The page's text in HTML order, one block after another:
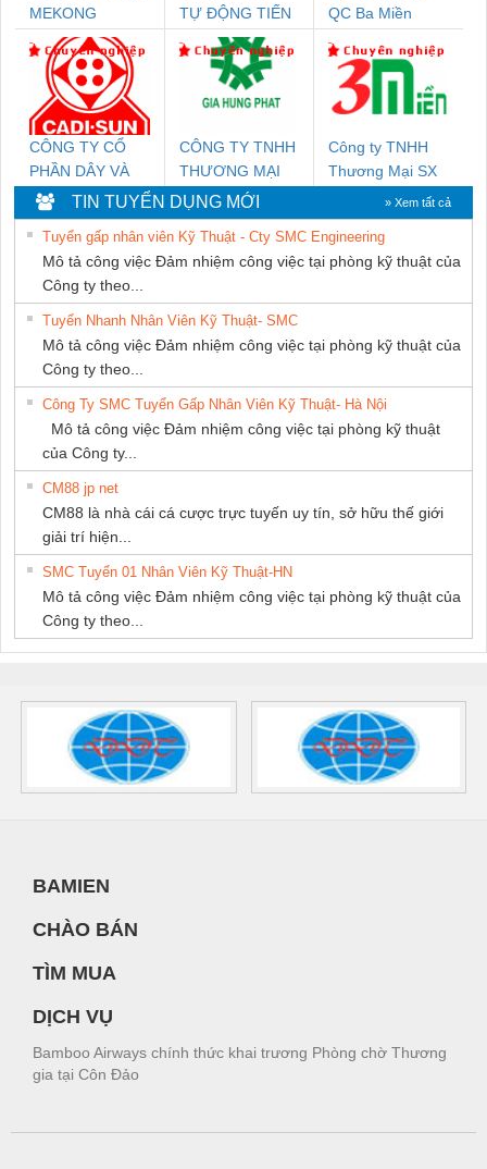
MEKONG
MARINE SUPPLY
TỰ ĐỘNG TIẾN
HƯNG
QC Ba Miền
CÔNG TY CỔ
PHẦN DÂY VÀ
CÁP ĐIỆN
THƯỢNG ĐÌNH
CÔNG TY TNHH
THƯƠNG MẠI
DỊCH VỤ KỸ
THUẬT ĐIỆN CƠ
GIA HƯNG
PHÁT
Công ty TNHH
Thương Mại SX
TIN TUYỂN DỤNG MỚI » Xem tất cả
Tuyển gấp nhân viên Kỹ Thuật - Cty SMC Engineering
Mô tả công việc Đảm nhiệm công việc tại phòng kỹ thuật của
Công ty theo...
Tuyển Nhanh Nhân Viên Kỹ Thuật- SMC
Mô tả công việc Đảm nhiệm công việc tại phòng kỹ thuật của
Công ty theo...
Công Ty SMC Tuyển Gấp Nhân Viên Kỹ Thuật- Hà Nội
Mô tả công việc Đảm nhiệm công việc tại phòng kỹ thuật
của Công ty...
CM88 jp net
CM88 là nhà cái cá cược trực tuyến uy tín, sở hữu thế giới
giải trí hiện...
SMC Tuyển 01 Nhân Viên Kỹ Thuật-HN
Mô tả công việc Đảm nhiệm công việc tại phòng kỹ thuật của
Công ty theo...
BAMIEN
CHÀO BÁN
TÌM MUA
DỊCH VỤ
Bamboo Airways chính thức khai trương Phòng chờ Thương
gia tại Côn Đảo